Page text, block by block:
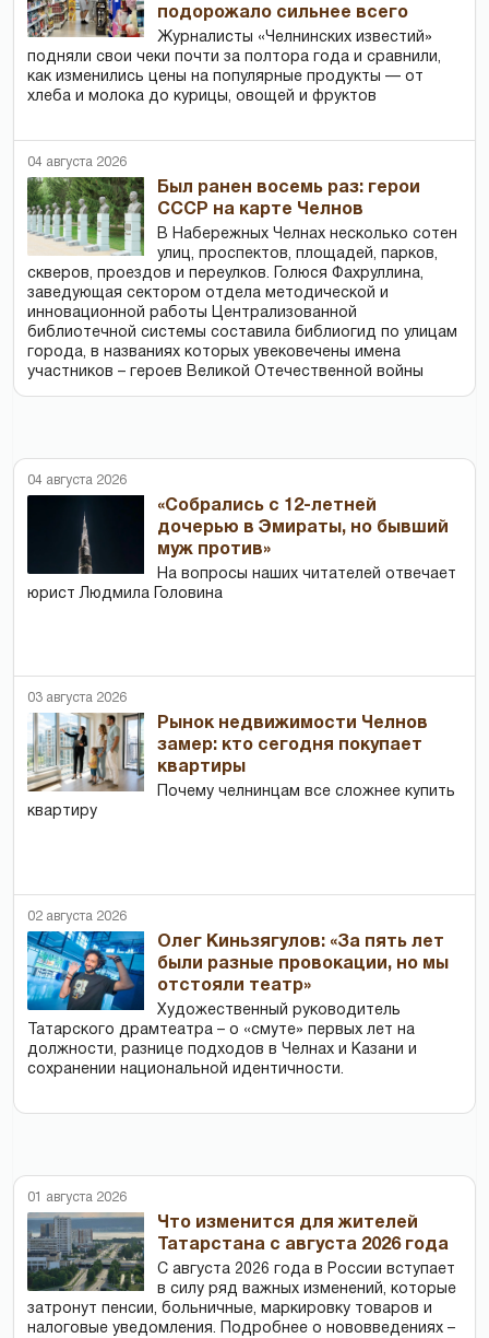
подорожало сильнее всего
Журналисты «Челнинских известий»
подняли свои чеки почти за полтора года и сравнили,
как изменились цены на популярные продукты — от
хлеба и молока до курицы, овощей и фруктов
04 августа 2026
Был ранен восемь раз: герои
СССР на карте Челнов
В Набережных Челнах несколько сотен
улиц, проспектов, площадей, парков,
скверов, проездов и переулков. Голюся Фахруллина,
заведующая сектором отдела методической и
инновационной работы Централизованной
библиотечной системы составила библиогид по улицам
города, в названиях которых увековечены имена
участников – героев Великой Отечественной войны
04 августа 2026
«Собрались с 12-летней
дочерью в Эмираты, но бывший
муж против»
На вопросы наших читателей отвечает
юрист Людмила Головина
03 августа 2026
Рынок недвижимости Челнов
замер: кто сегодня покупает
квартиры
Почему челнинцам все сложнее купить
квартиру
02 августа 2026
Олег Киньзягулов: «За пять лет
были разные провокации, но мы
отстояли театр»
Художественный руководитель
Татарского драмтеатра – о «смуте» первых лет на
должности, разнице подходов в Челнах и Казани и
сохранении национальной идентичности.
01 августа 2026
Что изменится для жителей
Татарстана с августа 2026 года
С августа 2026 года в России вступает
в силу ряд важных изменений, которые
затронут пенсии, больничные, маркировку товаров и
налоговые уведомления. Подробнее о нововведениях –